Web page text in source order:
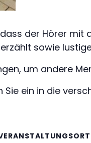
der Hörer
sowie
um andere
ein in die